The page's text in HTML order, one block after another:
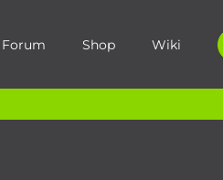
Forum Shop Wiki